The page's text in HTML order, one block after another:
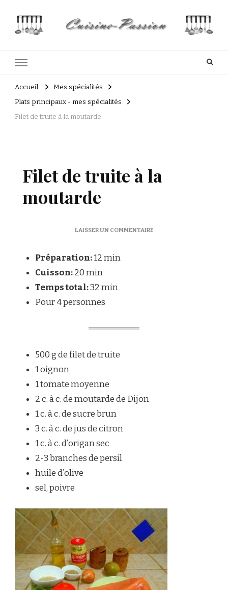
Accueil
Mes spécialités
Plats principaux - mes spécialités
Filet de truite à la moutarde
Filet de truite à la
moutarde
LAISSER UN COMMENTAIRESUR
Préparation:12 min
Cuisson:20 min
Temps total:32 min
Pour 4 personnes
500 g de filet de truite
1 oignon
1 tomate moyenne
2 c. à c. de moutarde de Dijon
1 c. à c. de sucre brun
3 c. à c. de jus de citron
1 c. à c. d’origan sec
2-3 branches de persil
huile d’olive
sel, poivre